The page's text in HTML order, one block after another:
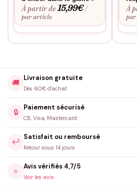
Cadeau de naissance original qui
Idéal pour
fratrie, cadeaux de baby shower,
coordonnées, premières rencontres
Consultez notreguide des taillespour
Envie d’une touche personnelle ?
personnalisation. Ce body résiste
fréquents et conserve son confort
utilisations.
À partir de15,99€ /
par article
À
🚚
Livraison gratuite
Dès 60€ d'achat
🔒
Paiement sécurisé
CB, Visa, Mastercard
↩️
Satisfait ou remboursé
Retour sous 14 jours
⭐
Avis vérifiés 4,7/5
Voir les avis